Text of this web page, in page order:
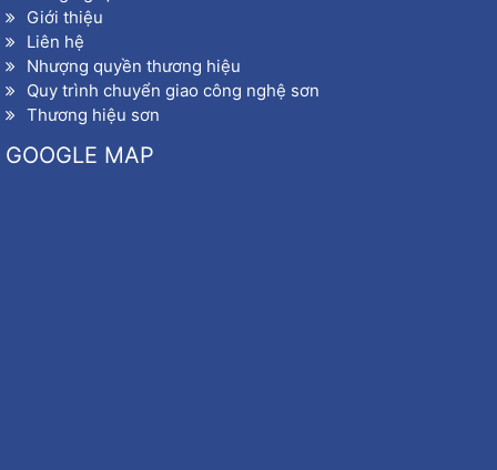
Giới thiệu
Liên hệ
Nhượng quyền thương hiệu
Quy trình chuyển giao công nghệ sơn
Thương hiệu sơn
GOOGLE MAP